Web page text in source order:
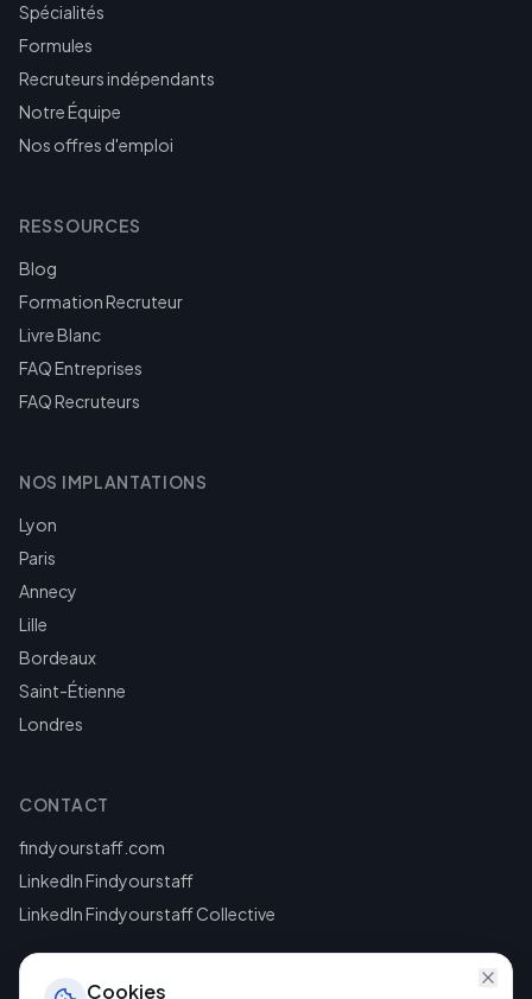
Spécialités
Formules
Recruteurs indépendants
Notre Équipe
Nos offres d'emploi
RESSOURCES
Blog
Formation Recruteur
Livre Blanc
FAQ Entreprises
FAQ Recruteurs
NOS IMPLANTATIONS
Lyon
Paris
Annecy
Lille
Bordeaux
Saint-Étienne
Londres
CONTACT
findyourstaff.com
LinkedIn Findyourstaff
LinkedIn Findyourstaff Collective
Cookies